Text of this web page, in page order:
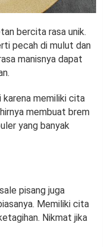
bercita rasa unik.
pecah di mulut dan
manisnya dapat
karena memiliki cita
membuat brem
yang banyak
pisang juga
Memiliki cita
Nikmat jika